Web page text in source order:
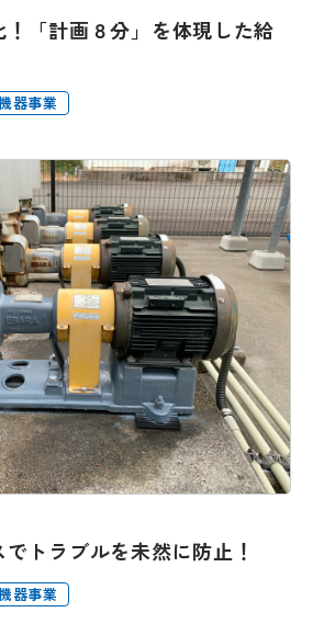
「計画８分」を体現した給
器事業
トラブルを未然に防止！
器事業